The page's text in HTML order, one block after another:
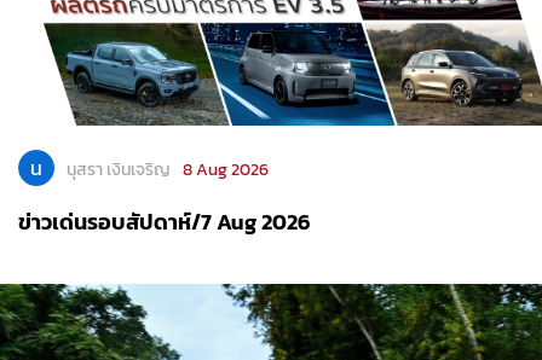
น นุสรา เงินเจริญ 8 Aug 2026
ข่าวเด่นรอบสัปดาห์/7 Aug 2026